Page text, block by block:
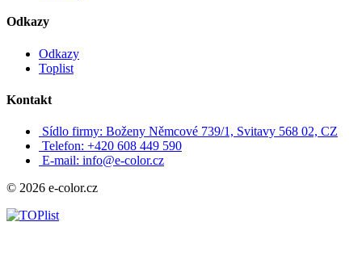
Odkazy
Odkazy
Toplist
Kontakt
Sídlo firmy: Boženy Němcové 739/1, Svitavy 568 02, CZ
Telefon: +420 608 449 590
E-mail: info@e-color.cz
© 2026 e-color.cz